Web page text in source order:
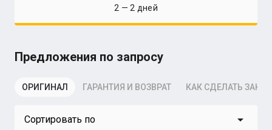
2 — 2 дней
Предложения по запросу
ОРИГИНАЛ ГАРАНТИЯ И ВОЗВРАТ КАК СДЕЛАТЬ
Сортировать по arrow_drop_down